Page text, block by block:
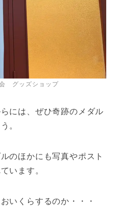
グッズショップ
には、ぜひ奇跡のメダル
。
のほかにも写真やポスト
います。
いくらするのか・・・